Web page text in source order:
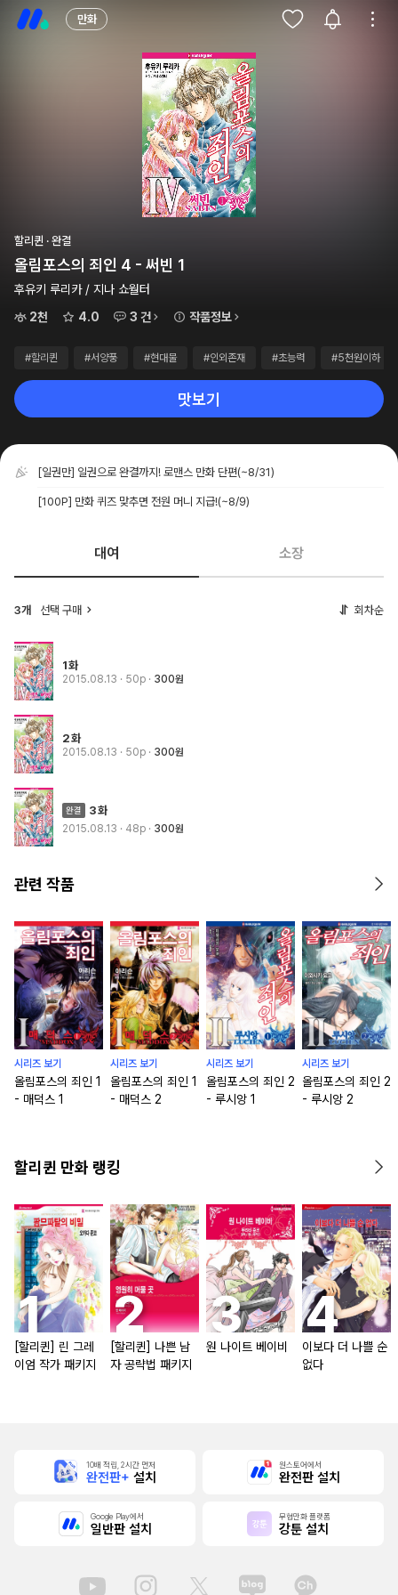
만화
할리퀸 · 완결
올림포스의 죄인 4 - 써빈 1
후유키 루리카 / 지나 쇼월터
2천
4.0 3 건 작품정보
#할리퀸 #서양풍 #현대물 #인외존재 #초능력 #5천원이하
맛보기
[일권만] 일권으로 완결까지! 로맨스 만화 단편(~8/31)
[100P] 만화 퀴즈 맞추면 전원 머니 지급!(~8/9)
대여 소장
3개 선택 구매 회차순
1화
2015.08.13 · 50p 300원
2화
2015.08.13 · 50p 300원
3화
2015.08.13 · 48p 300원
관련 작품
시리즈 보기
올림포스의 죄인 1
- 매덕스 1
시리즈 보기
올림포스의 죄인 1
- 매덕스 2
시리즈 보기
올림포스의 죄인 2
- 루시앙 1
시리즈 보기
올림포스의 죄인 2
- 루시앙 2
할리퀸 만화 랭킹
[할리퀸] 린 그레
이엄 작가 패키지
[할리퀸] 나쁜 남
자 공략법 패키지
원 나이트 베이비
이보다 더 나쁠 순
없다
10배 적립, 2시간 먼저
완전판+ 설치
원스토어에서
완전판 설치
Google Play에서
일반판 설치
무협만화 플랫폼
강툰 설치